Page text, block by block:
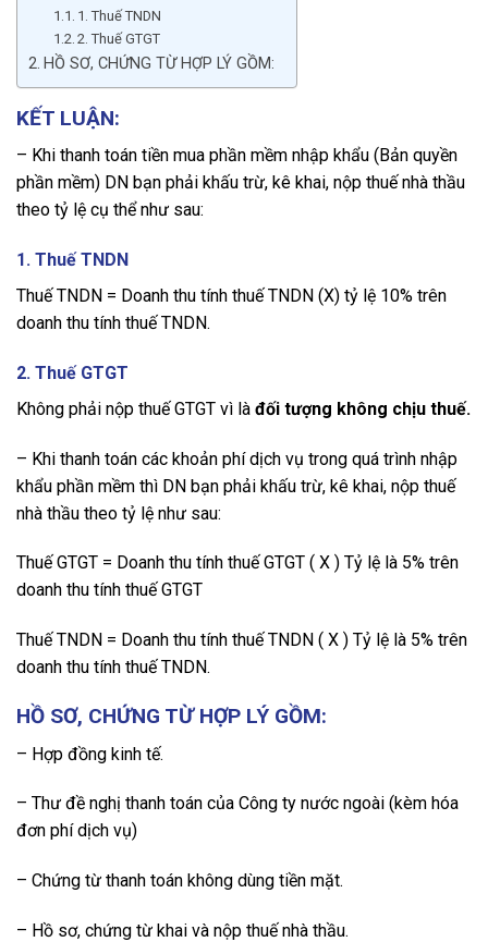
1. Thuế TNDN
2. Thuế GTGT
HỒ SƠ, CHỨNG TỪ HỢP LÝ GỒM:
KẾT LUẬN:
– Khi thanh toán tiền mua phần mềm nhập khẩu (Bản quyền
phần mềm) DN bạn phải khấu trừ, kê khai, nộp thuế nhà thầu
theo tỷ lệ cụ thể như sau:
1. Thuế TNDN
Thuế TNDN = Doanh thu tính thuế TNDN (X) tỷ lệ 10% trên
doanh thu tính thuế TNDN.
2. Thuế GTGT
Không phải nộp thuế GTGT vì là đối tượng không chịu thuế.
– Khi thanh toán các khoản phí dịch vụ trong quá trình nhập
khẩu phần mềm thì DN bạn phải khấu trừ, kê khai, nộp thuế
nhà thầu theo tỷ lệ như sau:
Thuế GTGT = Doanh thu tính thuế GTGT ( X ) Tỷ lệ là 5% trên
doanh thu tính thuế GTGT
Thuế TNDN = Doanh thu tính thuế TNDN ( X ) Tỷ lệ là 5% trên
doanh thu tính thuế TNDN.
HỒ SƠ, CHỨNG TỪ HỢP LÝ GỒM:
– Hợp đồng kinh tế.
– Thư đề nghị thanh toán của Công ty nước ngoài (kèm hóa
đơn phí dịch vụ)
– Chứng từ thanh toán không dùng tiền mặt.
– Hồ sơ, chứng từ khai và nộp thuế nhà thầu.